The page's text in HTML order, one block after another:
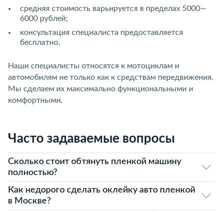
средняя стоимость варьируется в пределах 5000—
6000 рублей;
консультация специалиста предоставляется
бесплатно.
Наши специалисты относятся к мотоциклам и
автомобилям не только как к средствам передвижения.
Мы сделаем их максимально функциональными и
комфортными.
Часто задаваемые вопросы
Сколько стоит обтянуть пленкой машину
полностью?
Как недорого сделать оклейку авто пленкой
в Москве?